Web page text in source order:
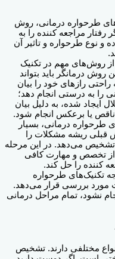
طرحواره درمانی، روش
مراجعه کننده را به
نوع طرحواره و تاثیر آن
روش‌های مهم در تکنیک
درمانگر باید بتواند
راحتی رازهای خود را بیان
را به درستی انجام دهد؛
ایجاد شده، به دلیل بیان
یا برعکس انجام شود.
طرحواره درمانی، بسیار
ریشه مشکلات را
تشخیص می‌دهد. در این مرحله
از تخصص ‌و مهارت کافی
کننده را حل کند.
تکنیک‌های طرحواره
مورد بررسی قرار می‌دهد.
نشود، تمام مراحل درمانی
مختلفی دارند. تشخیص